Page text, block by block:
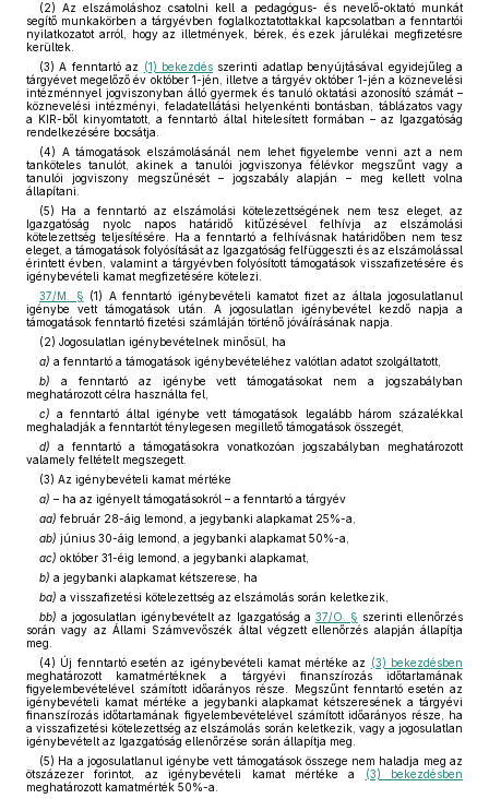
(2) Az elszámoláshoz csatolni kell a pedagógus- és nevelő-oktató munkát
segítő munkakörben a tárgyévben foglalkoztatottakkal kapcsolatban a fenntartói
nyilatkozatot arról, hogy az illetmények, bérek, és ezek járulékai megfizetésre
kerültek.
(3) A fenntartó az (1) bekezdés szerinti adatlap benyújtásával egyidejűleg a
tárgyévet megelőző év október 1-jén, illetve a tárgyév október 1-jén a köznevelési
intézménnyel jogviszonyban álló gyermek és tanuló oktatási azonosító számát –
köznevelési intézményi, feladatellátási helyenkénti bontásban, táblázatos vagy
a KIR-ből kinyomtatott, a fenntartó által hitelesített formában – az Igazgatóság
rendelkezésére bocsátja.
(4) A támogatások elszámolásánál nem lehet figyelembe venni azt a nem
tanköteles tanulót, akinek a tanulói jogviszonya félévkor megszűnt vagy a
tanulói jogviszony megszűnését – jogszabály alapján – meg kellett volna
állapítani.
(5) Ha a fenntartó az elszámolási kötelezettségének nem tesz eleget, az
Igazgatóság nyolc napos határidő kitűzésével felhívja az elszámolási
kötelezettség teljesítésére. Ha a fenntartó a felhívásnak határidőben nem tesz
eleget, a támogatások folyósítását az Igazgatóság felfüggeszti és az elszámolással
érintett évben, valamint a tárgyévben folyósított támogatások visszafizetésére és
igénybevételi kamat megfizetésére kötelezi.
37/M. § (1) A fenntartó igénybevételi kamatot fizet az általa jogosulatlanul
igénybe vett támogatások után. A jogosulatlan igénybevétel kezdő napja a
támogatások fenntartó fizetési számláján történő jóváírásának napja.
(2) Jogosulatlan igénybevételnek minősül, ha
a) a fenntartó a támogatások igénybevételéhez valótlan adatot szolgáltatott,
b) a fenntartó az igénybe vett támogatásokat nem a jogszabályban
meghatározott célra használta fel,
c) a fenntartó által igénybe vett támogatások legalább három százalékkal
meghaladják a fenntartót ténylegesen megillető támogatások összegét,
d) a fenntartó a támogatásokra vonatkozóan jogszabályban meghatározott
valamely feltételt megszegett.
(3) Az igénybevételi kamat mértéke
a) – ha az igényelt támogatásokról – a fenntartó a tárgyév
aa) február 28-áig lemond, a jegybanki alapkamat 25%-a,
ab) június 30-áig lemond, a jegybanki alapkamat 50%-a,
ac) október 31-éig lemond, a jegybanki alapkamat,
b) a jegybanki alapkamat kétszerese, ha
ba) a visszafizetési kötelezettség az elszámolás során keletkezik,
bb) a jogosulatlan igénybevételt az Igazgatóság a 37/O. § szerinti ellenőrzés
során vagy az Állami Számvevőszék által végzett ellenőrzés alapján állapítja
meg.
(4) Új fenntartó esetén az igénybevételi kamat mértéke az (3) bekezdésben
meghatározott kamatmértéknek a tárgyévi finanszírozás időtartamának
figyelembevételével számított időarányos része. Megszűnt fenntartó esetén az
igénybevételi kamat mértéke a jegybanki alapkamat kétszeresének a tárgyévi
finanszírozás időtartamának figyelembevételével számított időarányos része, ha
a visszafizetési kötelezettség az elszámolás során keletkezik, vagy a jogosulatlan
igénybevételt az Igazgatóság ellenőrzése során állapítja meg.
(5) Ha a jogosulatlanul igénybe vett támogatások összege nem haladja meg az
ötszázezer forintot, az igénybevételi kamat mértéke a
(3) bekezdésben
meghatározott kamatmérték 50%-a.